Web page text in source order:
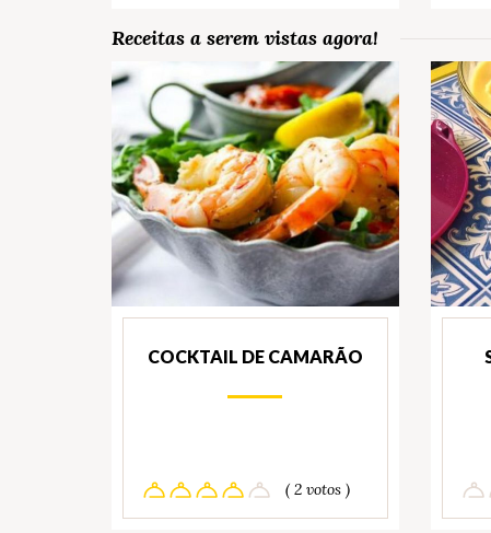
Receitas a serem vistas agora!
COCKTAIL DE CAMARÃO
( 2 votos )